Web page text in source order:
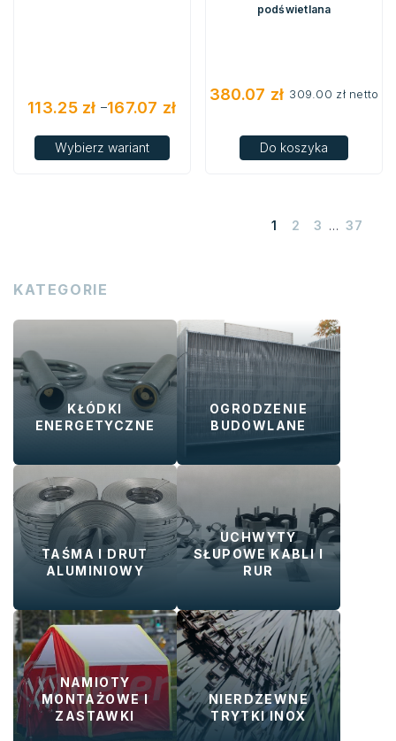
113.25 zł –167.07 zł
Zakres
cen:
Wybierz wariant
podświetlana
380.07 zł 309.00 złnetto
Do koszyka
1 2 3 … 37
KATEGORIE
KŁÓDKI
ENERGETYCZNE
OGRODZENIE
BUDOWLANE
TAŚMA I DRUT
ALUMINIOWY
UCHWYTY
SŁUPOWE KABLI I
RUR
NAMIOTY
MONTAŻOWE I
ZASTAWKI
NIERDZEWNE
TRYTKI INOX